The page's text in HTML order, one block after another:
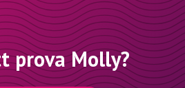
prova Molly?